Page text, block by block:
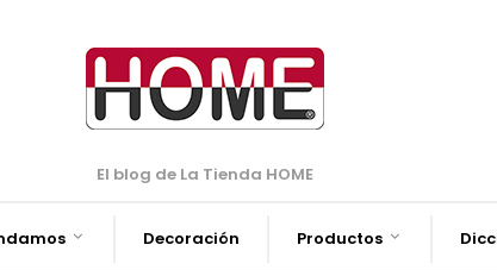
El blog de La Tienda HOME
Decoración Productos